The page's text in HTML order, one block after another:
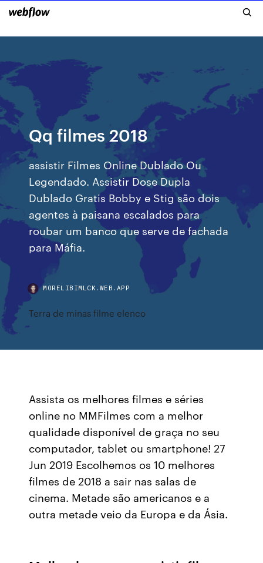
Qq filmes 2018
assistir Filmes Online Dublado Ou
Legendado. Assistir Dose Dupla
Dublado Gratis Bobby e Stig são dois
agentes à paisana escalados para
roubar um banco que serve de fachada
para Máfia.
MORELIBIMLCK.WEB.APP
Terra de minas filme elenco
Assista os melhores filmes e séries
online no MMFilmes com a melhor
qualidade disponível de graça no seu
computador, tablet ou smartphone! 27
Jun 2019 Escolhemos os 10 melhores
filmes de 2018 a sair nas salas de
cinema. Metade são americanos e a
outra metade veio da Europa e da Ásia.